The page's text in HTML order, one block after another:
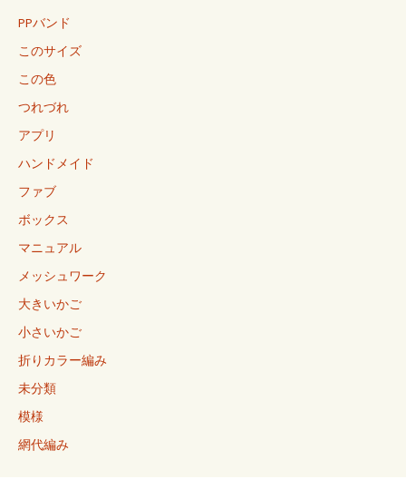
PPバンド
このサイズ
この色
つれづれ
アプリ
ハンドメイド
ファブ
ボックス
マニュアル
メッシュワーク
大きいかご
小さいかご
折りカラー編み
未分類
模様
網代編み